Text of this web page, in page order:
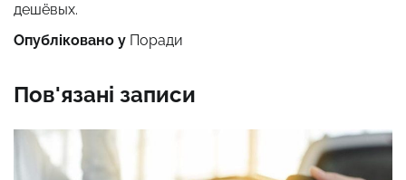
дешёвых.
Опубліковано у Поради
Пов'язані записи